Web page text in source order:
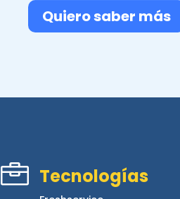
Quiero saber más
 Tecnologías